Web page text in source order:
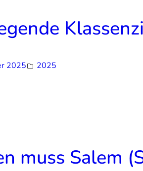
2025 2025
muss Salem